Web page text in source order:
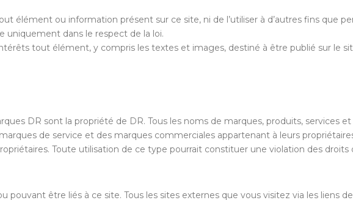
élément ou information présent sur ce site, ni de l’utiliser à d’autres fins que
uniquement dans le respect de la loi.
tout élément, y compris les textes et images, destiné à être publié sur le
DR sont la propriété de DR. Tous les noms de marques, produits, services
de service et des marques commerciales appartenant à leurs
Toute utilisation de ce type pourrait constituer une violation des droits
pouvant être liés à ce site. Tous les sites externes que vous visitez via les liens